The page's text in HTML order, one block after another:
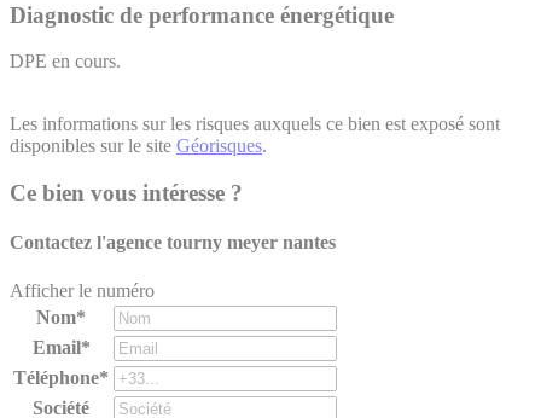
Diagnostic de performance énergétique
DPE en cours.
Les informations sur les risques auxquels ce bien est exposé sont
disponibles sur le site Géorisques.
Ce bien vous intéresse ?
Contactez l'agence tourny meyer nantes
Afficher le numéro
Nom*
Email*
Téléphone*
Société